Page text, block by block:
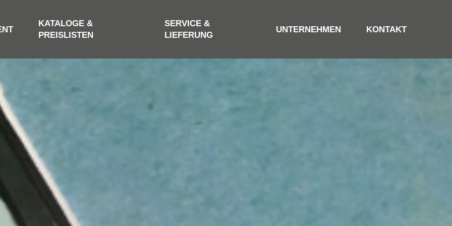
KATALOGE &
PREISLISTEN
SERVICE &
LIEFERUNG
UNTERNEHMEN KONTAKT